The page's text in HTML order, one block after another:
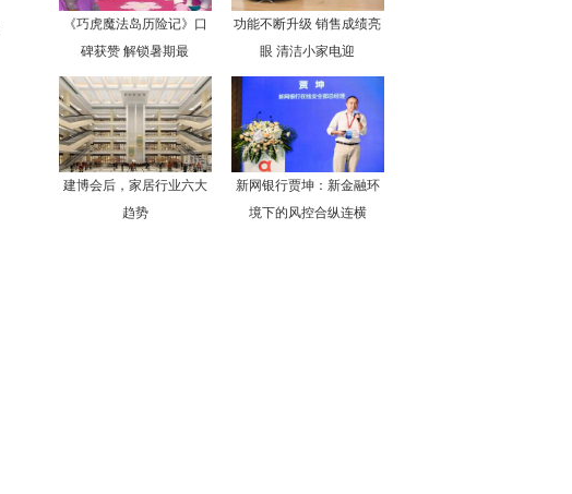
《巧虎魔法岛历险记》口
碑获赞 解锁暑期最
功能不断升级 销售成绩亮
眼 清洁小家电迎
建博会后，家居行业六大
趋势
新网银行贾坤：新金融环
境下的风控合纵连横